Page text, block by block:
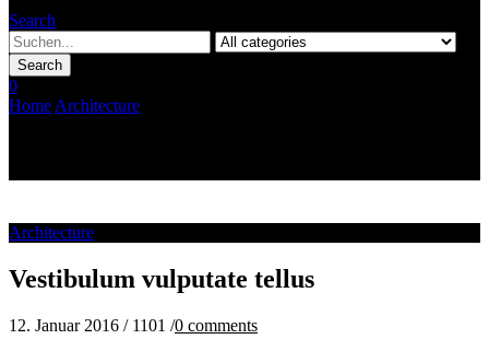
Search
Search
0
Home Architecture
Architecture
Vestibulum vulputate tellus
12. Januar 2016 / 1101 /0 comments